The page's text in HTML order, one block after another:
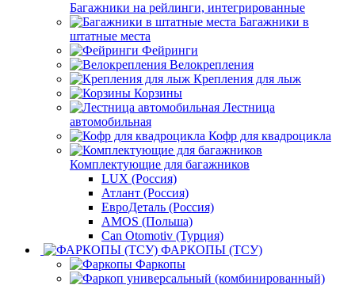
Багажники на рейлинги, интегрированные
Багажники в
штатные места
Фейринги
Велокрепления
Крепления для лыж
Корзины
Лестница
автомобильная
Кофр для квадроцикла
Комплектующие для багажников
LUX (Россия)
Атлант (Россия)
ЕвроДеталь (Россия)
AMOS (Польша)
Can Otomotiv (Турция)
ФАРКОПЫ (ТСУ)
Фаркопы